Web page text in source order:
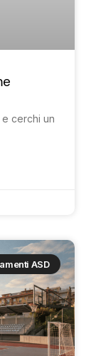
cerchi un
ASD